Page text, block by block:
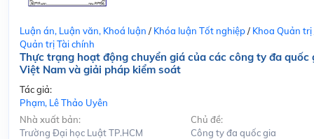
Luận án, Luận văn, Khoá luận / Khóa luận Tốt nghiệp/ Khoa Quản trị
Quản trị Tài chính
Thực trạng hoạt động chuyển giá của các công ty đa quốc
Việt Nam và giải pháp kiểm soát
Tác giả:
Phạm, Lê Thảo Uyên
Nhà xuất bản:
Trường Đại học Luật TP.HCM
Chủ đề:
Công ty đa quốc gia